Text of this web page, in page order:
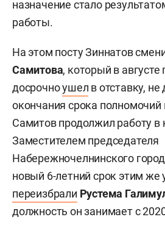
назначение стало
работы.
На этом посту Зиннатов
Самитова, который в
досрочноушел в отставку,
окончания срока
Самитов продолжил работу в
Заместителем председателя
Набережночелнинского
новый 6-летний срок этим же
переизбрали Рустема
должность он занимает с